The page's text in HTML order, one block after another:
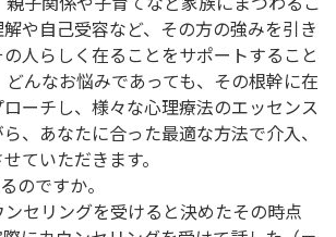
や自己受容など、その方の強みを引き
人らしく在ることをサポートすること
どんなお悩みであっても、その根幹に在
ーチし、様々な心理療法のエッセンス
、あなたに合った最適な方法で介入、
ていただきます。
のですか。
セリングを受けると決めたその時点